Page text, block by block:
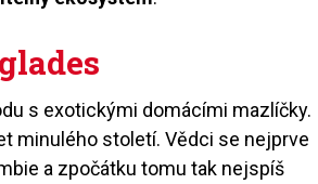
s exotickými domácími mazlíčky.
minulého století. Vědci se nejprve
a zpočátku tomu tak nejspíš